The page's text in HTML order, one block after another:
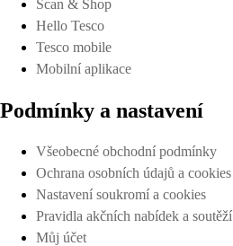
Scan & Shop
Hello Tesco
Tesco mobile
Mobilní aplikace
Podmínky a nastavení
Všeobecné obchodní podmínky
Ochrana osobních údajů a cookies
Nastavení soukromí a cookies
Pravidla akčních nabídek a soutěží
Můj účet